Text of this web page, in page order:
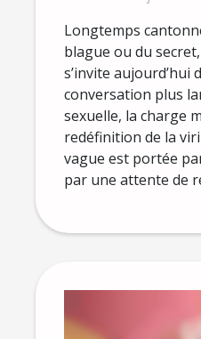
Longtemps
blague ou du
s’invite aujourd’hui
conversation plus
sexuelle, la charge
redéfinition de la
vague est portée
par une attente de